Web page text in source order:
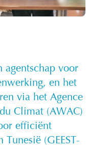
agentschap voor
en het
via het Agence
Climat (AWAC)
efficiënt
(GEEST-